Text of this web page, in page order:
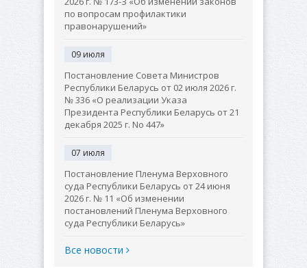
по вопросам профилактики
правонарушений»
09 июля
Постановление Совета Министров
Республики Беларусь от 02 июля 2026 г.
№ 336 «О реализации Указа
Президента Республики Беларусь от 21
декабря 2025 г. No 447»
07 июля
Постановление Пленума Верховного
суда Республики Беларусь от 24 июня
2026 г. № 11 «Об изменении
постановлений Пленума Верховного
суда Республики Беларусь»
Все новости